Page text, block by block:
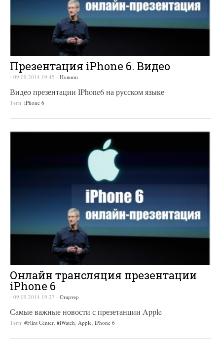
Презентация iPhone 6. Видео
- 09.09.2014 19:45 - Новини
Видео презентации IPhone6 на русском языке
Теги: iPhone 6
Онлайн трансляция презентации
iPhone 6
- 09.09.2014 19:27 - Стартер
Самые важные новости с презетанции Apple
Теги: #Flint Center #iWatch Apple iPhone 6